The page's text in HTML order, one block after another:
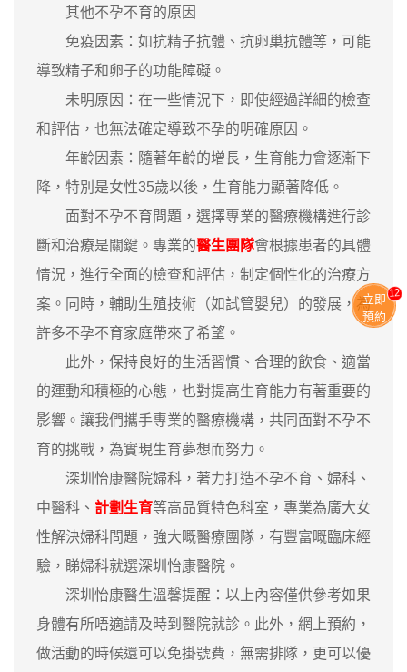
其他不孕不育的原因
免疫因素：如抗精子抗體、抗卵巢抗體等，可能
導致精子和卵子的功能障礙。
未明原因：在一些情況下，即使經過詳細的檢查
和評估，也無法確定導致不孕的明確原因。
年齡因素：隨著年齡的增長，生育能力會逐漸下
降，特別是女性35歲以後，生育能力顯著降低。
面對不孕不育問題，選擇專業的醫療機構進行診
斷和治療是關鍵。專業的醫生團隊會根據患者的具體
情況，進行全面的檢查和評估，制定個性化的治療方
案。同時，輔助生殖技術（如試管嬰兒）的發展，為
許多不孕不育家庭帶來了希望。
此外，保持良好的生活習慣、合理的飲食、適當
的運動和積極的心態，也對提高生育能力有著重要的
影響。讓我們攜手專業的醫療機構，共同面對不孕不
育的挑戰，為實現生育夢想而努力。
深圳怡康醫院婦科，著力打造不孕不育、婦科、
中醫科、 計劃生育等高品質特色科室，專業為廣大女
性解決婦科問題，強大嘅醫療團隊，有豐富嘅臨床經
驗，睇婦科就選深圳怡康醫院。
深圳怡康醫生溫馨提醒：以上內容僅供參考如果
身體有所唔適請及時到醫院就診。此外，網上預約，
做活動的時候還可以免掛號費，無需排隊，更可以優
立即
預約
11